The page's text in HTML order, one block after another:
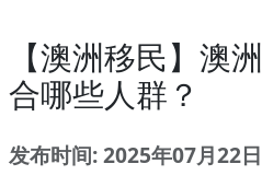
【澳洲移民】澳
合哪些人群？
发布时间: 2025年07月22日